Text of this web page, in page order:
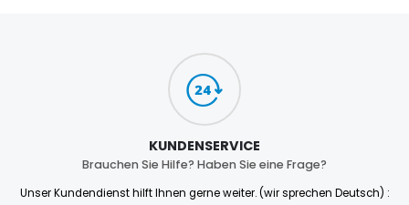
KUNDENSERVICE
Brauchen Sie Hilfe? Haben Sie eine Frage?
Unser Kundendienst hilft Ihnen gerne weiter. (wir sprechen Deutsch) :